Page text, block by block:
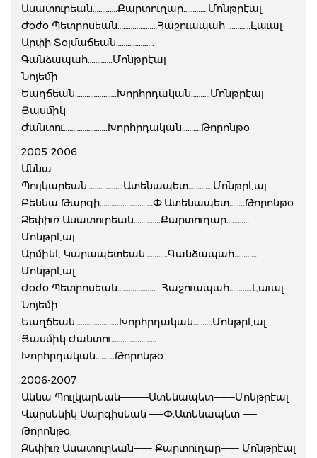
Ասատուրեան………….Քարտուղար………….Մոնթրէալ
Ժօժօ Պետրոսեան…………………Հաշուապահ …………Լաւալ
Արփի Տօլմաճեան………………..
Գանձապահ………….Մոնթրէալ
Նոյեմի
Եաղճեան………………….Խորհրդական……….Մոնթրէալ
Յասմիկ
Ժանտու…………………..Խորհրդական……….Թորոնթօ
2005-2006
Աննա
Պուլկարեան……………….Ատենապետ………….Մոնթրէալ
Բեննա Թարզի……………………….Փ.Ատենապետ……..Թորոնթօ
Զեփիւռ Ասատուրեան…………..Քարտուղար…………
Մոնթրէալ
Արմինէ Կարապետեան…………Գանձապահ…………
Մոնթրէալ
Ժօժօ Պետրոսեան……………….. Հաշուապահ…………Լաւալ
Նոյեմի
Եաղճեան…………………..Խորհրդական……….Մոնթրէալ
Յասմիկ Ժանտու……………………
Խորհրդական……….Թորոնթօ
2006-2007
Աննա Պուլկարեան————Ատենապետ———Մոնթրէալ
Վարսենիկ Սարգիսեան ——Փ.Ատենապետ ——
Թորոնթօ
Զեփիւռ Ասատուրեան——– Քարտուղար——– Մոնթրէալ